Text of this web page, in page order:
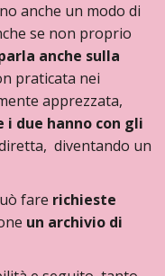
anche un modo di
se non proprio
anche sulla
praticata nei
apprezzata,
i due hanno con gli
diventando un
fare richieste
un archivio di